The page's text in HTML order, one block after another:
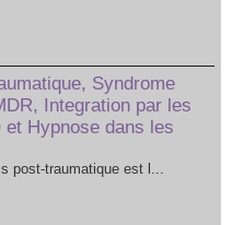
Syndrome
Integration par les
Hypnose dans les
post-traumatique est l...